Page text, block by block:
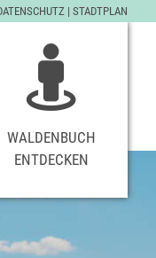
| STADTPLAN
WALDENBUCH
ENTDECKEN